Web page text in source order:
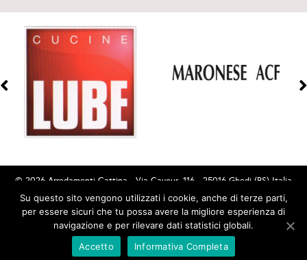
© 2026 Arredamenti Cattina - Via Cavour, 116 - 25016 Ghedi (BS) Italia
Tel. (+39) 030.901235 - Email PEC:
amministrazione@pec.arredamenticattina.it - P.I.03426060178
PRIVACY E COOKIES CREDITS
Su questo sito vengono utilizzati i cookie, anche di terze parti,
per essere sicuri che tu possa avere la migliore esperienza di
navigazione e per rilevare dati statistici globali.
Accetto
Informativa Completa